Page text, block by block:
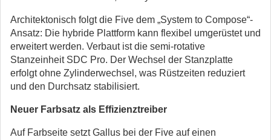
Architektonisch folgt die Five dem „System to Compose“-
Ansatz: Die hybride Plattform kann flexibel umgerüstet und
erweitert werden. Verbaut ist die semi-rotative
Stanzeinheit SDC Pro. Der Wechsel der Stanzplatte
erfolgt ohne Zylinderwechsel, was Rüstzeiten reduziert
und den Durchsatz stabilisiert.
Neuer Farbsatz als Effizienztreiber
Auf Farbseite setzt Gallus bei der Five auf einen